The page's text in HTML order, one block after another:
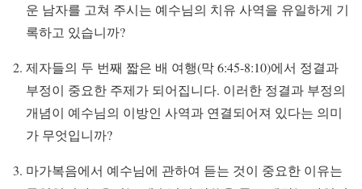
운 남자를 고쳐 주시는 예수님의 치유 사역을 유일하게 기
록하고 있습니까?
제자들의 두 번째 짧은 배 여행(막 6:45-8:10)에서 정결과
부정이 중요한 주제가 되어집니다. 이러한 정결과 부정의
개념이 예수님의 이방인 사역과 연결되어져 있다는 의미
가 무엇입니까?
마가복음에서 예수님에 관하여 듣는 것이 중요한 이유는